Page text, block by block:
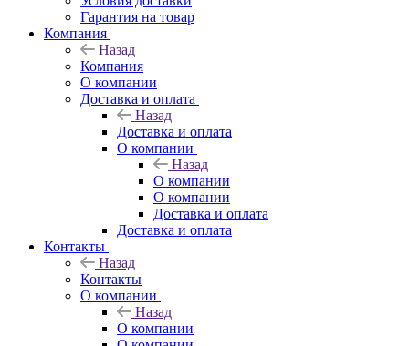
Гарантия на товар
Компания
Назад
Компания
О компании
Доставка и оплата
Назад
Доставка и оплата
О компании
Назад
О компании
О компании
Доставка и оплата
Доставка и оплата
Контакты
Назад
Контакты
О компании
Назад
О компании